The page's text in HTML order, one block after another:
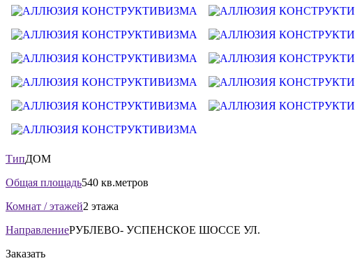
ТипДОМ
Общая площадь540 кв.метров
Комнат / этажей2 этажа
НаправлениеРУБЛЕВО- УСПЕНСКОЕ ШОССЕ УЛ.
Заказать